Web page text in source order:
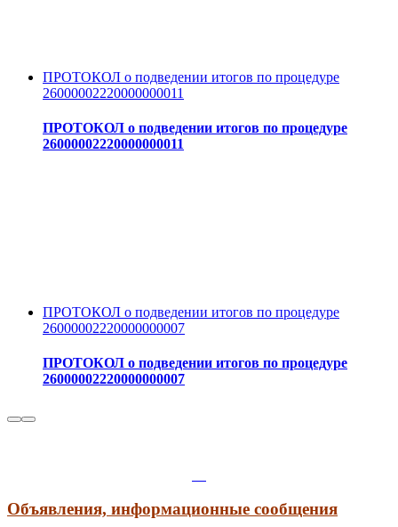
ПРОТОКОЛ о подведении итогов по процедуре
26000002220000000011
ПРОТОКОЛ о подведении итогов по процедуре
26000002220000000011
ПРОТОКОЛ о подведении итогов по процедуре
26000002220000000007
ПРОТОКОЛ о подведении итогов по процедуре
26000002220000000007
Объявления, информационные сообщения